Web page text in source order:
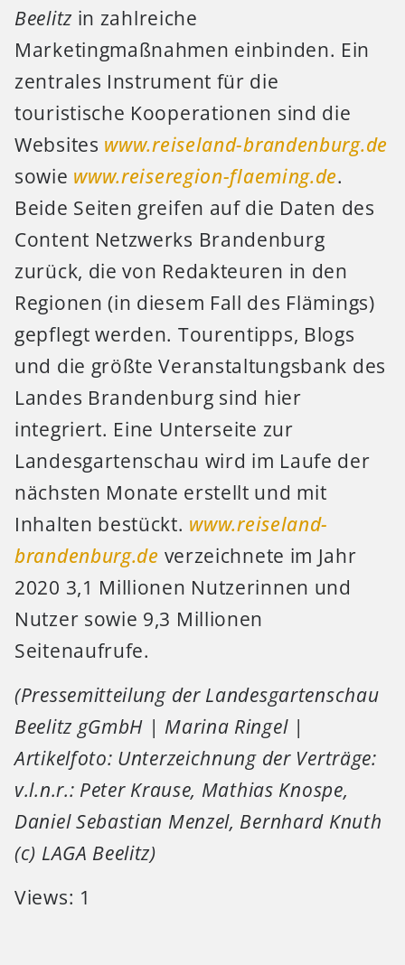
Beelitz in zahlreiche
Marketingmaßnahmen einbinden. Ein
zentrales Instrument für die
touristische Kooperationen sind die
Websites www.reiseland-brandenburg.de
sowie www.reiseregion-flaeming.de.
Beide Seiten greifen auf die Daten des
Content Netzwerks Brandenburg
zurück, die von Redakteuren in den
Regionen (in diesem Fall des Flämings)
gepflegt werden. Tourentipps, Blogs
und die größte Veranstaltungsbank des
Landes Brandenburg sind hier
integriert. Eine Unterseite zur
Landesgartenschau wird im Laufe der
nächsten Monate erstellt und mit
Inhalten bestückt. www.reiseland-
brandenburg.de verzeichnete im Jahr
2020 3,1 Millionen Nutzerinnen und
Nutzer sowie 9,3 Millionen
Seitenaufrufe.
(Pressemitteilung der Landesgartenschau
Beelitz gGmbH | Marina Ringel |
Artikelfoto: Unterzeichnung der Verträge:
v.l.n.r.: Peter Krause, Mathias Knospe,
Daniel Sebastian Menzel, Bernhard Knuth
(c) LAGA Beelitz)
Views: 1